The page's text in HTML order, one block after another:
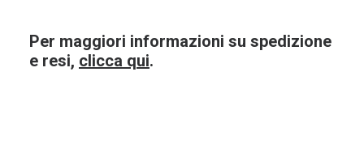
Per maggiori informazioni su spedizione
e resi, clicca qui.